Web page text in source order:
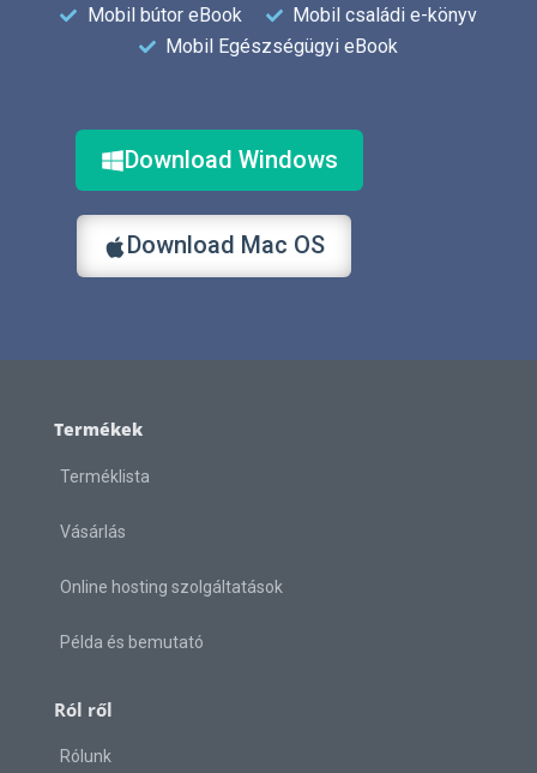
Mobil bútor eBook
Mobil családi e-könyv
Mobil Egészségügyi eBook
Download Windows
Download Mac OS
Termékek
Terméklista
Vásárlás
Online hosting szolgáltatások
Példa és bemutató
Ról ről
Rólunk